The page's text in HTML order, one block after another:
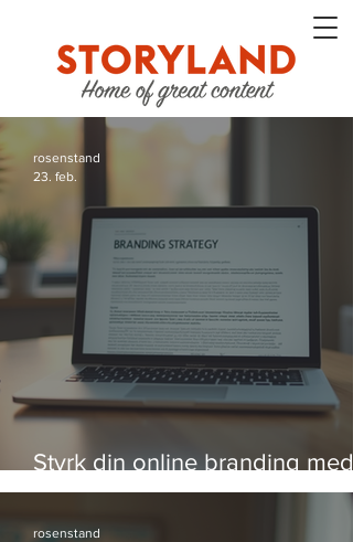
Styrk din online branding med
strategier, der virker
rosenstand
23. feb.
rosenstand